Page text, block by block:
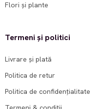
Flori și plante
Termeni și politici
Livrare și plată
Politica de retur
Politica de confidențialitate